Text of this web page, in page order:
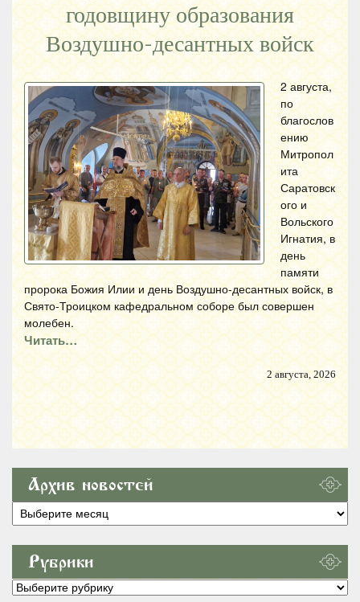
годовщину образования
Воздушно-десантных войск
2 августа,
по
благослов
ению
Митропол
ита
Саратовск
ого и
Вольского
Игнатия, в
день
памяти
пророка Божия Илии и день Воздушно-десантных войск, в
Свято-Троицком кафедральном соборе был совершен
молебен.
Читать…
2 августа, 2026
Архив новостей
Архив
новостей
Рубрики
Рубрики